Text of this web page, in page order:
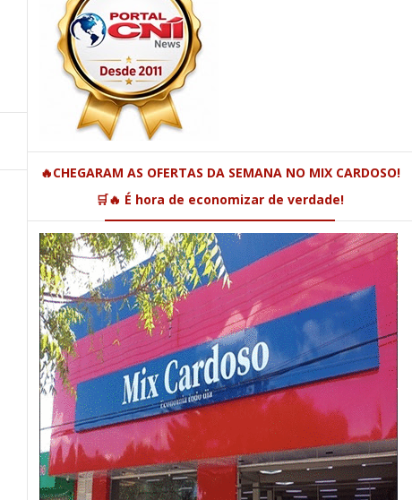
🔥CHEGARAM AS OFERTAS DA SEMANA NO MIX CARDOSO!
🛒🔥 É hora de economizar de verdade!